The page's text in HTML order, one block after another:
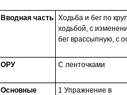
Вводная часть Ходьба и бег по
ходьбой, с
бег врассыпную, с
ОРУ С ленточками
Основные
1 Упражнение в